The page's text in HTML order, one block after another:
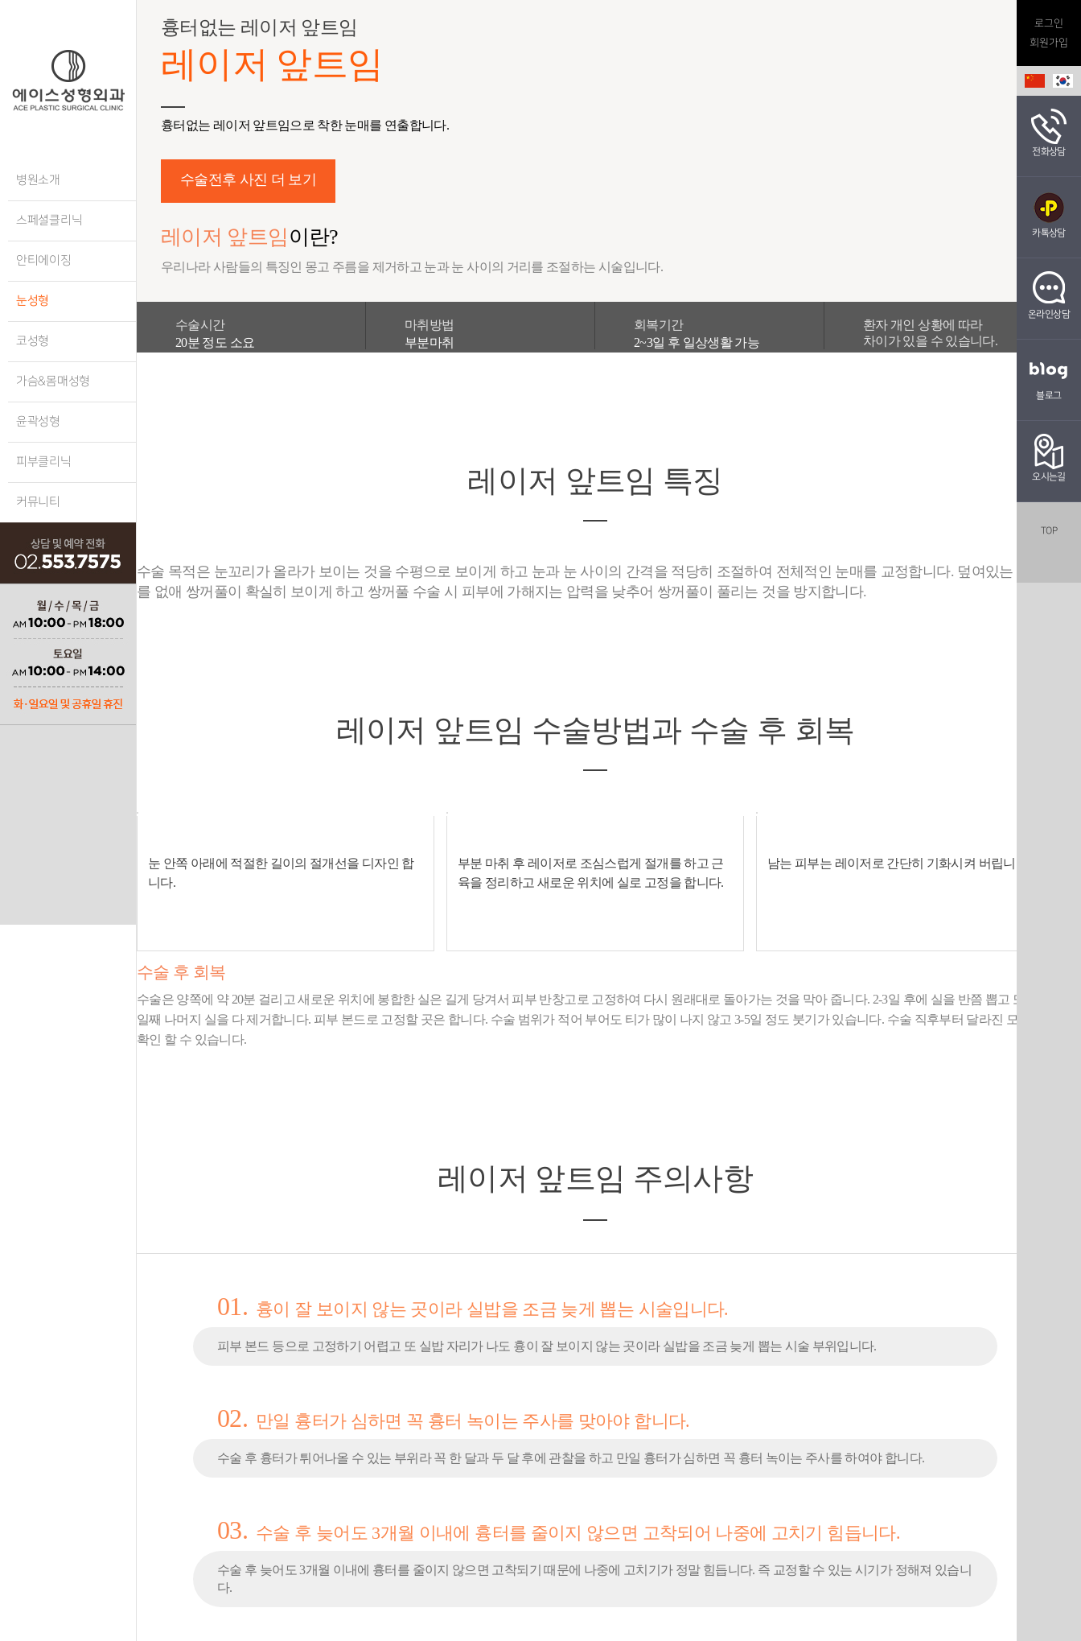
병원소개
스페셜클리닉
안티에이징
눈성형
코성형
가슴&몸매성형
윤곽성형
피부클리닉
커뮤니티
흉터없는 레이저 앞트임
레이저 앞트임
흉터없는 레이저 앞트임으로 착한 눈매를 연출합니다.
수술전후 사진 더 보기
레이저 앞트임 이란?
우리나라 사람들의 특징인 몽고 주름을 제거하고 눈과 눈 사이의 거리를 조절하는 시술입니다.
수술시간
20분 정도 소요
마취방법
부분마취
회복기간
2~3일 후 일상생활 가능
환자 개인 상황에 따라
차이가 있을 수 있습니다.
레이저 앞트임 특징
수술 목적은 눈꼬리가 올라가 보이는 것을 수평으로 보이게 하고 눈과 눈 사이의 간격을 적당히 조절하여 전체적인 눈매를 교정합니다. 덮여있는 피부
를 없애 쌍꺼풀이 확실히 보이게 하고 쌍꺼풀 수술 시 피부에 가해지는 압력을 낮추어 쌍꺼풀이 풀리는 것을 방지합니다.
레이저 앞트임 수술방법과 수술 후 회복
눈 안쪽 아래에 적절한 길이의 절개선을 디자인 합
니다.
부분 마취 후 레이저로 조심스럽게 절개를 하고 근
육을 정리하고 새로운 위치에 실로 고정을 합니다.
남는 피부는 레이저로 간단히 기화시켜 버립니다.
수술 후 회복
수술은 양쪽에 약 20분 걸리고 새로운 위치에 봉합한 실은 길게 당겨서 피부 반창고로 고정하여 다시 원래대로 돌아가는 것을 막아 줍니다. 2-3일 후에 실을 반쯤 뽑고 또 5- 7
일째 나머지 실을 다 제거합니다. 피부 본드로 고정할 곳은 합니다. 수술 범위가 적어 부어도 티가 많이 나지 않고 3-5일 정도 붓기가 있습니다. 수술 직후부터 달라진 모습을
확인 할 수 있습니다.
레이저 앞트임 주의사항
01. 흉이 잘 보이지 않는 곳이라 실밥을 조금 늦게 뽑는 시술입니다.
피부 본드 등으로 고정하기 어렵고 또 실밥 자리가 나도 흉이 잘 보이지 않는 곳이라 실밥을 조금 늦게 뽑는 시술 부위입니다.
02. 만일 흉터가 심하면 꼭 흉터 녹이는 주사를 맞아야 합니다.
수술 후 흉터가 튀어나올 수 있는 부위라 꼭 한 달과 두 달 후에 관찰을 하고 만일 흉터가 심하면 꼭 흉터 녹이는 주사를 하여야 합니다.
03. 수술 후 늦어도 3개월 이내에 흉터를 줄이지 않으면 고착되어 나중에 고치기 힘듭니다.
수술 후 늦어도 3개월 이내에 흉터를 줄이지 않으면 고착되기 때문에 나중에 고치기가 정말 힘듭니다. 즉 교정할 수 있는 시기가 정해져 있습니
다.
로그인
회원가입
전화상담
카톡상담
온라인상담
블로그
오시는길
TOP